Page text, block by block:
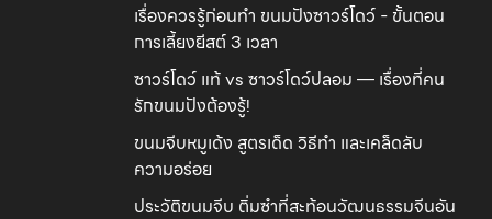
เรื่องควรรู้ก่อนทำ ขนมปังซาวร์โดว์ - ขั้นตอน
การเลี้ยงยีสต์ 3 เวลา
ซาวร์โดว์ แท้ vs ซาวร์โดว์ปลอม — เรื่องที่คน
รักขนมปังต้องรู้!
ขนมจีบหมูเด้ง สูตรเด็ด วิธีทำ และเคล็ดลับ
ความอร่อย
ประวัติขนมจีบ ติ่มซำที่สะท้อนวัฒนธรรมจีนอัน